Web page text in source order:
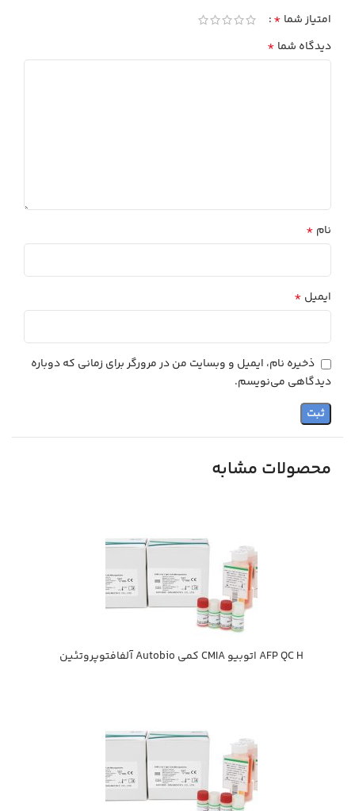
امتیاز شما *
دیدگاه شما *
نام *
ایمیل *
ذخیره نام، ایمیل و وبسایت من در مرورگر برای زمانی که دوباره
دیدگاهی می‌نویسم.
محصولات مشابه
AFP QC H اتوبيو CMIA كمي Autobio آلفافتوپروتئين